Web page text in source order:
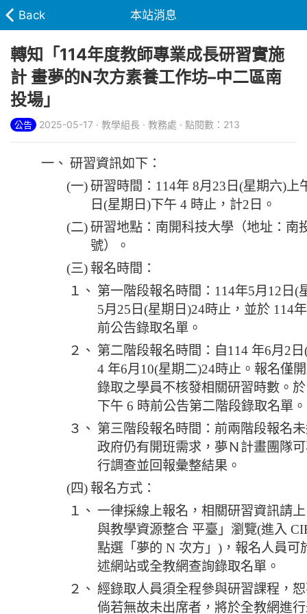
Back 本站消息
轉知「114年度教師專業成長研習實施
計 畫夢的N次方素養工作坊–中二區南
投場」
公告 2025-05-17 · 教學組長 · 教務處 · 點閱數：213
一、 研習資訊如下：
(一)研習時間：114年 8月23日(星期六)上
日(星期日)下午 4 時止，計2日。
(二)研習地點：南開科技大學（地址：南
號）。
(三) 報名時間：
１、 第一階段報名時間：114年5月12日(
5月25日(星期日)24時止，並於 114
前公告錄取名單。
２、 第二階段報名時間：自114 年6月2
4 年6月10(星期二)24時止。報名僅
錄取之學員不核發相關研習時數。
下午 6 時前公告第二階段錄取名單。
３、 第三階段報名時間：前兩階段報名
政府仍有開班需求，夢Ｎ計畫團隊
行調查並回報彙整結果。
(四) 報名方式：
１、 一律採線上報名，相關研習資訊請
與教學資源整合 平臺」瀏覽(進入
點選「夢的 N 次方」)，報名人員可
述網站或全教網查詢錄取名單。
２、 經錄取人員須全程參與研習課程，
倘若無故未出席者，將於全教網進